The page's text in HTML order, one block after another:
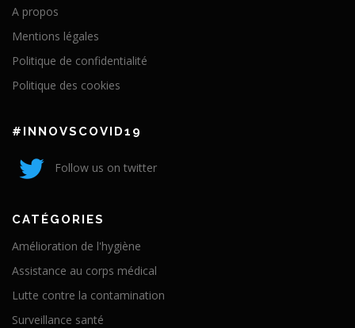
A propos
Mentions légales
Politique de confidentialité
Politique des cookies
#INNOVSCOVID19
Follow us on twitter
CATÉGORIES
Amélioration de l'hygiène
Assistance au corps médical
Lutte contre la contamination
Surveillance santé